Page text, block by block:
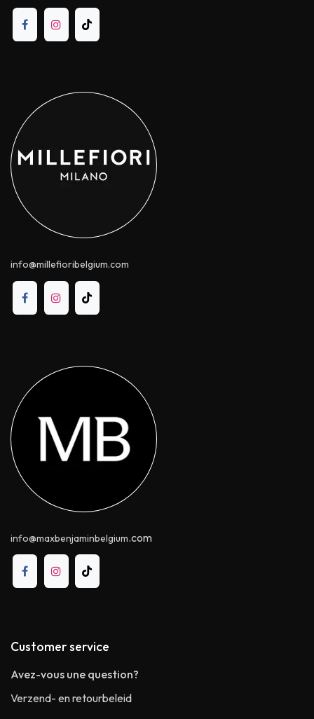
info@millefioribelgium.com
info@maxbenjaminbelgium.com
Customer service
Avez-vous une question?
Verzend- en retourbeleid